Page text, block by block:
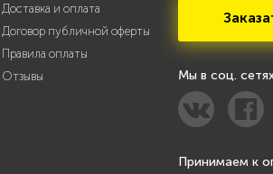
Доставка и оплата
Договор публичной оферты
Правила оплаты
Отзывы
Мы в соц.
Принимаем к